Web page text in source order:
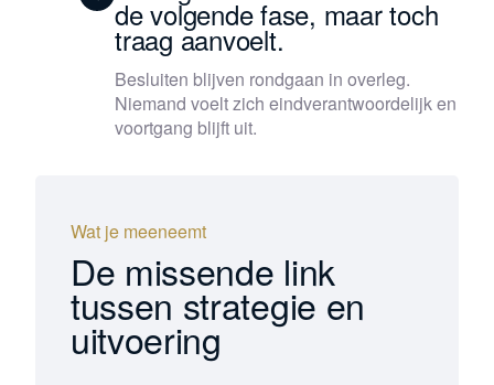
de volgende fase, maar toch
traag aanvoelt.
Besluiten blijven rondgaan in overleg.
Niemand voelt zich eindverantwoordelijk en
voortgang blijft uit.
Wat je meeneemt
De missende link
tussen strategie en
uitvoering